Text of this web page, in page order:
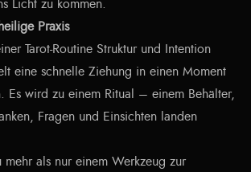
Licht zu kommen.
Praxis
Tarot-Routine Struktur und Intention
eine schnelle Ziehung in einen Moment
Es wird zu einem Ritual – einem Behälter,
Fragen und Einsichten landen
mehr als nur einem Werkzeug zur